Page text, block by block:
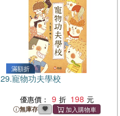
滿額折
29.寵物功夫學校
優惠價： 9 198
無庫存